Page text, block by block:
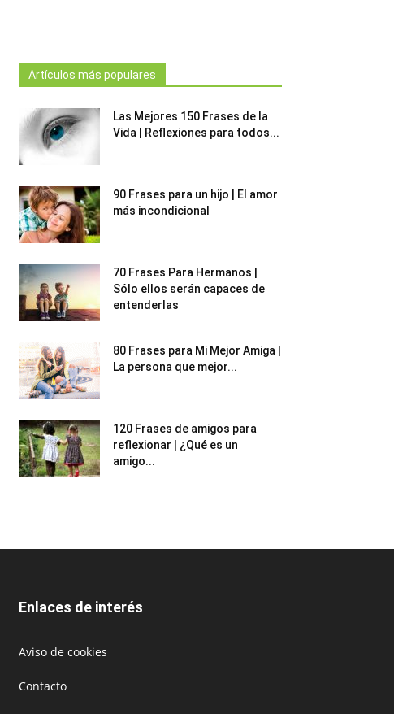
Artículos más populares
Las Mejores 150 Frases de la
Vida | Reflexiones para todos...
90 Frases para un hijo | El amor
más incondicional
70 Frases Para Hermanos |
Sólo ellos serán capaces de
entenderlas
80 Frases para Mi Mejor Amiga |
La persona que mejor...
120 Frases de amigos para
reflexionar | ¿Qué es un
amigo...
Enlaces de interés
Aviso de cookies
Contacto